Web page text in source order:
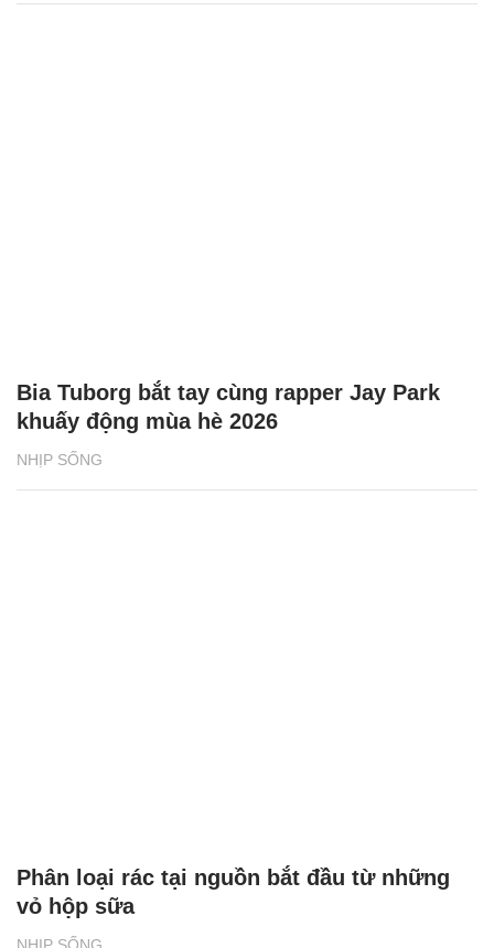
NHỊP SỐNG
Bia Tuborg bắt tay cùng rapper Jay Park
khuấy động mùa hè 2026
Phân loại rác tại nguồn bắt đầu từ những
vỏ hộp sữa